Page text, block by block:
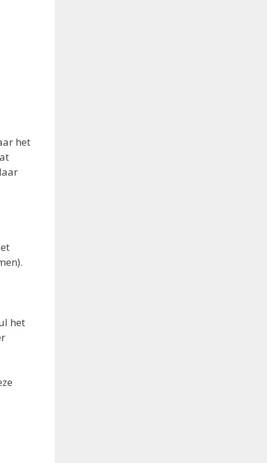
het
het